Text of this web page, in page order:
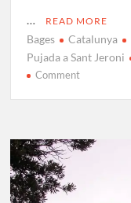
…
READ MORE
Bages Catalunya
Pujada a Sant Jeroni
Commenton
Jeroni